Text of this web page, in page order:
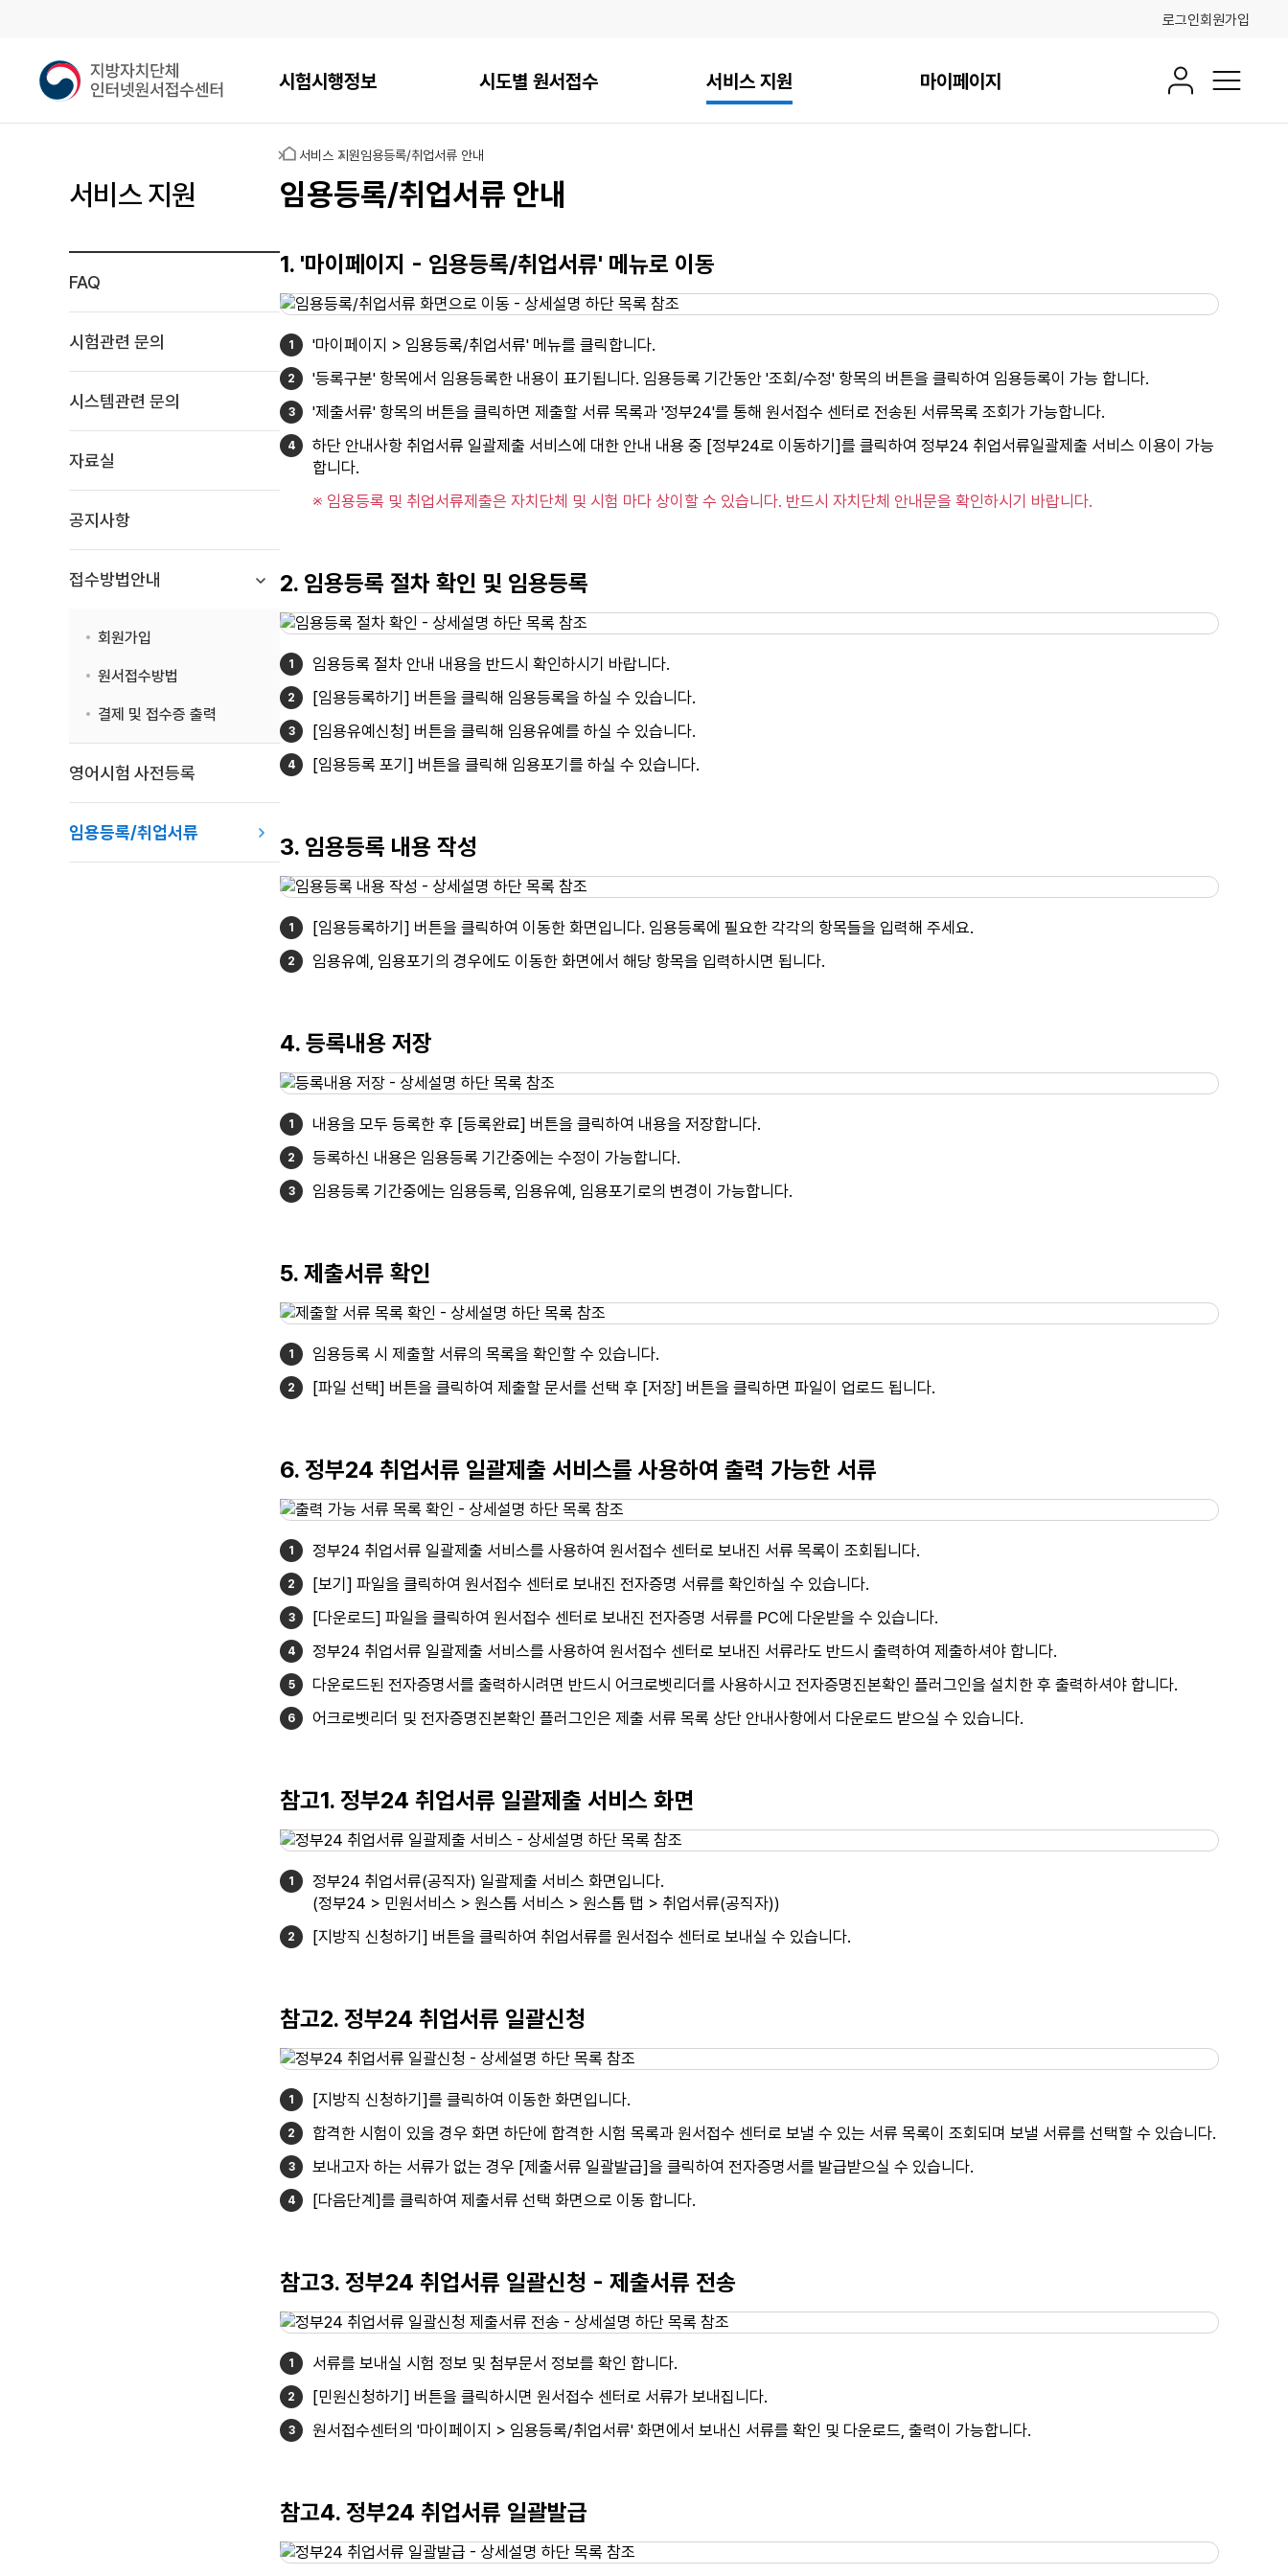
로그인회원가입
지
방
메인메뉴
시험시행정보 시도별 원서접수 서비스 지원 마이페이지 회원정보전체메뉴
서비스 지원
FAQ
시험관련 문의
시스템관련 문의
자료실
공지사항
접수방법안내
회원가입
원서접수방법
결제 및 접수증 출력
영어시험 사전등록
임용등록/취업서류
홈 서비스 지원임용등록/취업서류 안내
임용등록/취업서류 안내
1. '마이페이지 - 임용등록/취업서류' 메뉴로 이동
'마이페이지 > 임용등록/취업서류' 메뉴를 클릭합니다.
'등록구분' 항목에서 임용등록한 내용이 표기됩니다. 임용등록 기간동안 '조회/수정' 항목의 버튼을 클릭하여 임용등록이 가능 합니다.
'제출서류' 항목의 버튼을 클릭하면 제출할 서류 목록과 '정부24'를 통해 원서접수 센터로 전송된 서류목록 조회가 가능합니다.
하단 안내사항 취업서류 일괄제출 서비스에 대한 안내 내용 중 [정부24로 이동하기]를 클릭하여 정부24 취업서류일괄제출 서비스 이용이 가능
합니다.
※ 임용등록 및 취업서류제출은 자치단체 및 시험 마다 상이할 수 있습니다. 반드시 자치단체 안내문을 확인하시기 바랍니다.
2. 임용등록 절차 확인 및 임용등록
임용등록 절차 안내 내용을 반드시 확인하시기 바랍니다.
[임용등록하기] 버튼을 클릭해 임용등록을 하실 수 있습니다.
[임용유예신청] 버튼을 클릭해 임용유예를 하실 수 있습니다.
[임용등록 포기] 버튼을 클릭해 임용포기를 하실 수 있습니다.
3. 임용등록 내용 작성
[임용등록하기] 버튼을 클릭하여 이동한 화면입니다. 임용등록에 필요한 각각의 항목들을 입력해 주세요.
임용유예, 임용포기의 경우에도 이동한 화면에서 해당 항목을 입력하시면 됩니다.
4. 등록내용 저장
내용을 모두 등록한 후 [등록완료] 버튼을 클릭하여 내용을 저장합니다.
등록하신 내용은 임용등록 기간중에는 수정이 가능합니다.
임용등록 기간중에는 임용등록, 임용유예, 임용포기로의 변경이 가능합니다.
5. 제출서류 확인
임용등록 시 제출할 서류의 목록을 확인할 수 있습니다.
[파일 선택] 버튼을 클릭하여 제출할 문서를 선택 후 [저장] 버튼을 클릭하면 파일이 업로드 됩니다.
6. 정부24 취업서류 일괄제출 서비스를 사용하여 출력 가능한 서류
정부24 취업서류 일괄제출 서비스를 사용하여 원서접수 센터로 보내진 서류 목록이 조회됩니다.
[보기] 파일을 클릭하여 원서접수 센터로 보내진 전자증명 서류를 확인하실 수 있습니다.
[다운로드] 파일을 클릭하여 원서접수 센터로 보내진 전자증명 서류를 PC에 다운받을 수 있습니다.
정부24 취업서류 일괄제출 서비스를 사용하여 원서접수 센터로 보내진 서류라도 반드시 출력하여 제출하셔야 합니다.
다운로드된 전자증명서를 출력하시려면 반드시 어크로벳리더를 사용하시고 전자증명진본확인 플러그인을 설치한 후 출력하셔야 합니다.
어크로벳리더 및 전자증명진본확인 플러그인은 제출 서류 목록 상단 안내사항에서 다운로드 받으실 수 있습니다.
참고1. 정부24 취업서류 일괄제출 서비스 화면
정부24 취업서류(공직자) 일괄제출 서비스 화면입니다.
(정부24 > 민원서비스 > 원스톱 서비스 > 원스톱 탭 > 취업서류(공직자))
[지방직 신청하기] 버튼을 클릭하여 취업서류를 원서접수 센터로 보내실 수 있습니다.
참고2. 정부24 취업서류 일괄신청
[지방직 신청하기]를 클릭하여 이동한 화면입니다.
합격한 시험이 있을 경우 화면 하단에 합격한 시험 목록과 원서접수 센터로 보낼 수 있는 서류 목록이 조회되며 보낼 서류를 선택할 수 있습니다.
보내고자 하는 서류가 없는 경우 [제출서류 일괄발급]을 클릭하여 전자증명서를 발급받으실 수 있습니다.
[다음단계]를 클릭하여 제출서류 선택 화면으로 이동 합니다.
참고3. 정부24 취업서류 일괄신청 - 제출서류 전송
서류를 보내실 시험 정보 및 첨부문서 정보를 확인 합니다.
[민원신청하기] 버튼을 클릭하시면 원서접수 센터로 서류가 보내집니다.
원서접수센터의 '마이페이지 > 임용등록/취업서류' 화면에서 보내신 서류를 확인 및 다운로드, 출력이 가능합니다.
참고4. 정부24 취업서류 일괄발급